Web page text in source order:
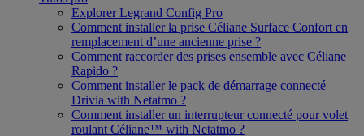
Explorer Legrand Config Pro
Comment installer la prise Céliane Surface Confort en
remplacement d’une ancienne prise ?
Comment raccorder des prises ensemble avec Céliane
Rapido ?
Comment installer le pack de démarrage connecté
Drivia with Netatmo ?
Comment installer un interrupteur connecté pour volet
roulant Céliane™ with Netatmo ?